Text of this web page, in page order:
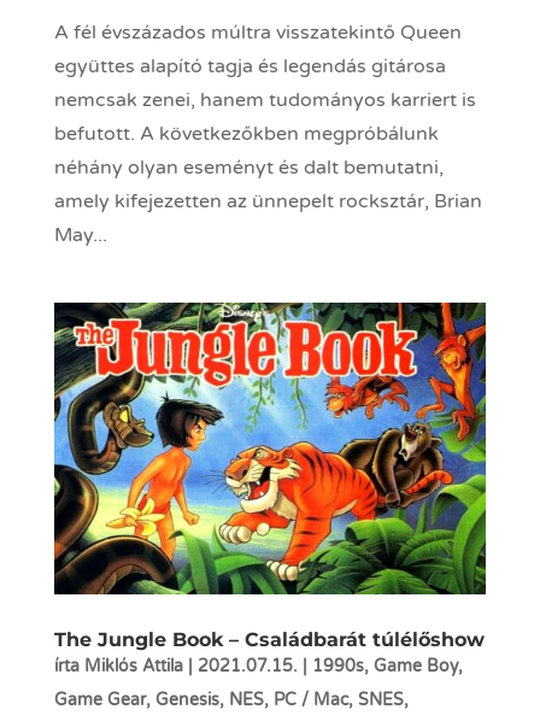
A fél évszázados múltra visszatekintő Queen
együttes alapító tagja és legendás gitárosa
nemcsak zenei, hanem tudományos karriert is
befutott. A következőkben megpróbálunk
néhány olyan eseményt és dalt bemutatni,
amely kifejezetten az ünnepelt rocksztár, Brian
May...
The Jungle Book – Családbarát túlélőshow
írta Miklós Attila| 2021.07.15. 1990s, Game Boy,
Game Gear, Genesis, NES, PC / Mac, SNES,